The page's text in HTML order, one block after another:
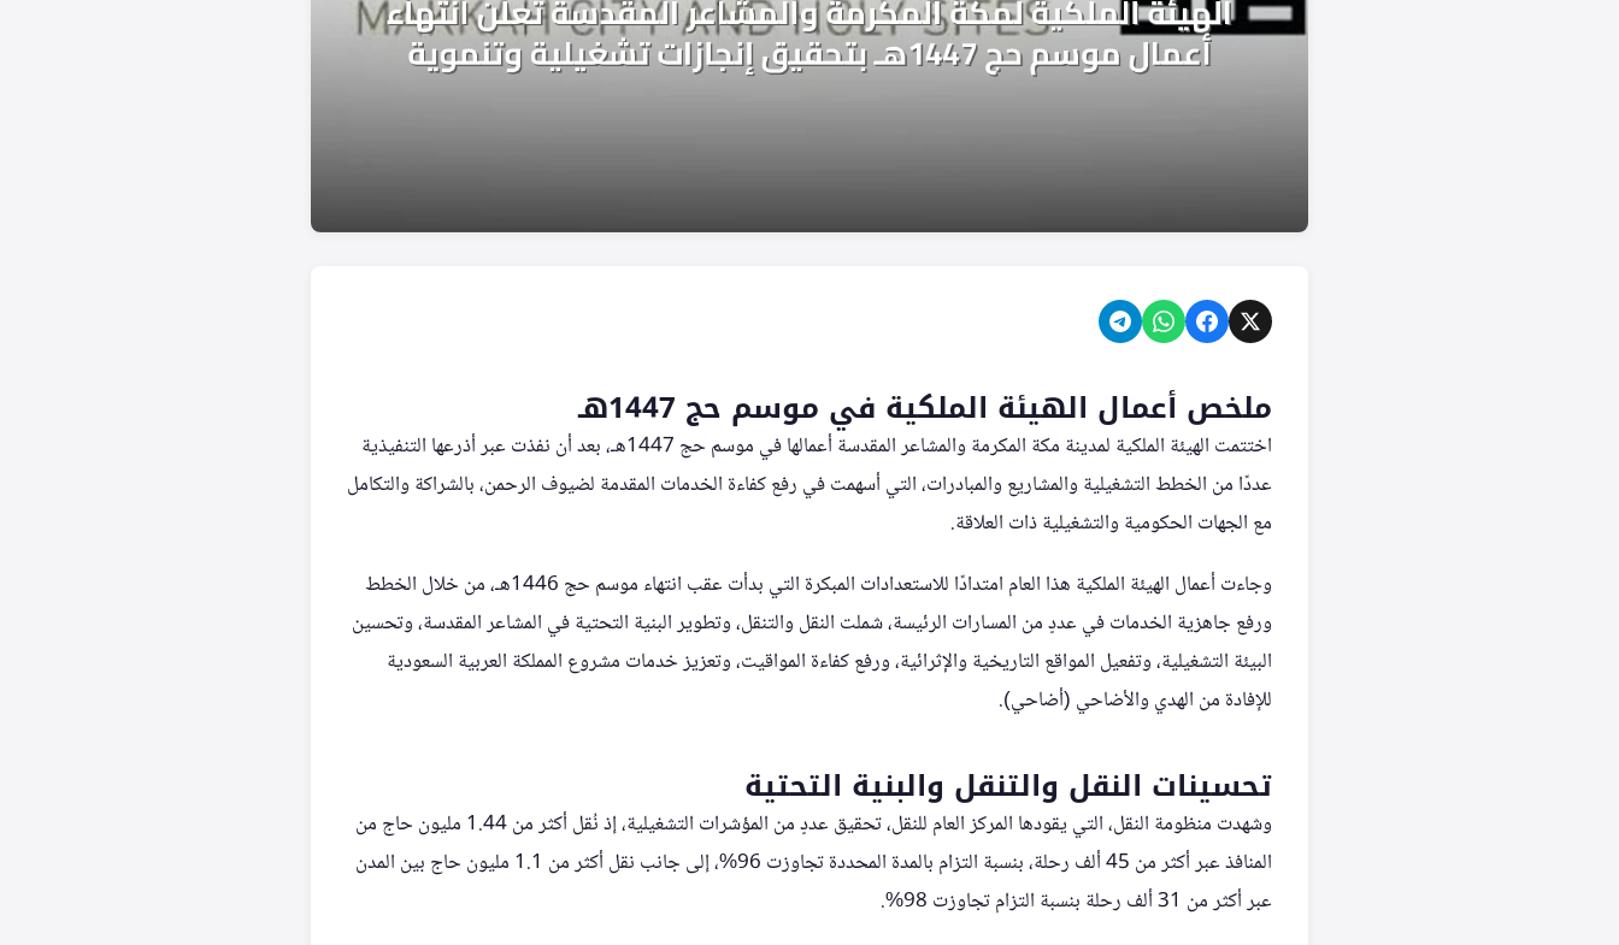
ملخص أعمال الهيئة الملكية في موسم حج 1447هـ
اختتمت الهيئة الملكية لمدينة مكة المكرمة والمشاعر المقدسة أعمالها في موسم حج 1447هـ، بعد أن نفذت عبر أذرعها التنفيذية
عددًا من الخطط التشغيلية والمشاريع والمبادرات، التي أسهمت في رفع كفاءة الخدمات المقدمة لضيوف الرحمن، بالشراكة والتكامل
مع الجهات الحكومية والتشغيلية ذات العلاقة.
وجاءت أعمال الهيئة الملكية هذا العام امتدادًا للاستعدادات المبكرة التي بدأت عقب انتهاء موسم حج 1446هـ، من خلال الخطط
ورفع جاهزية الخدمات في عددٍ من المسارات الرئيسة، شملت النقل والتنقل، وتطوير البنية التحتية في المشاعر المقدسة، وتحسين
البيئة التشغيلية، وتفعيل المواقع التاريخية والإثرائية، ورفع كفاءة المواقيت، وتعزيز خدمات مشروع المملكة العربية السعودية
للإفادة من الهدي والأضاحي (أضاحي).
تحسينات النقل والتنقل والبنية التحتية
وشهدت منظومة النقل، التي يقودها المركز العام للنقل، تحقيق عددٍ من المؤشرات التشغيلية، إذ نُقل أكثر من 1.44 مليون حاج من
المنافذ عبر أكثر من 45 ألف رحلة، بنسبة التزام بالمدة المحددة تجاوزت 96%، إلى جانب نقل أكثر من 1.1 مليون حاج بين المدن
عبر أكثر من 31 ألف رحلة بنسبة التزام تجاوزت 98%.